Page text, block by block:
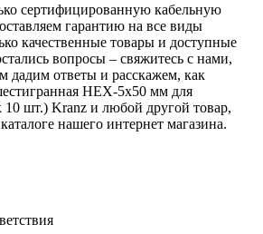
сертифицированную кабельную
гарантию на все виды
качественные товары и доступные
вопросы – свяжитесь с нами,
дадим ответы и расскажем, как
HEX-5х50 мм для
10 шт.) Kranz и любой другой товар,
нашего интернет магазина.